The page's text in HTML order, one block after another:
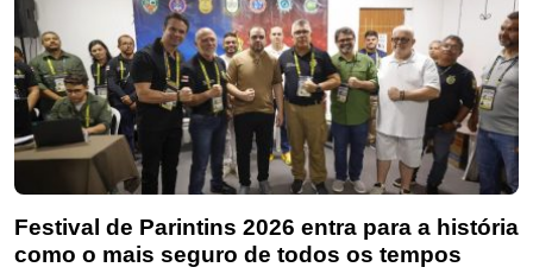
Festival de Parintins 2026 entra para a história
como o mais seguro de todos os tempos